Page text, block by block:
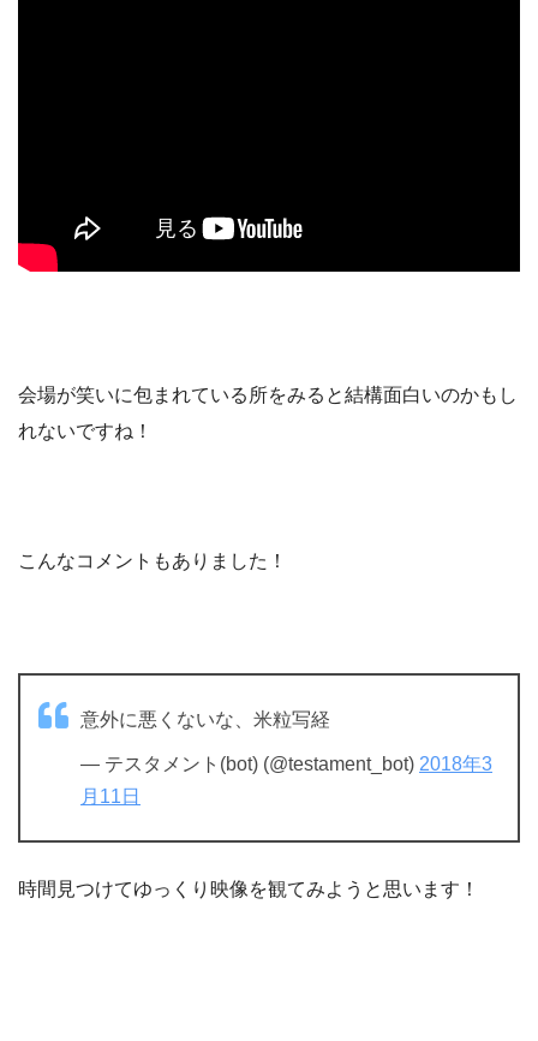
会場が笑いに包まれている所をみると結構面白いのかもし
れないですね！
こんなコメントもありました！
意外に悪くないな、米粒写経
— テスタメント(bot) (@testament_bot) 2018年3
月11日
時間見つけてゆっくり映像を観てみようと思います！